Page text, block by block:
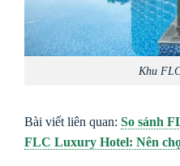
Khu
Bài viết liên quan: So sánh
FLC Luxury Hotel: Nên